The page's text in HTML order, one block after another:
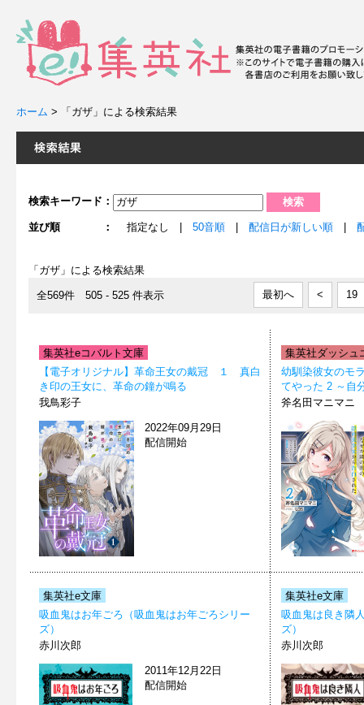
ホーム > 「ガザ」による検索結果
検索キーワード：
並び順 ： 指定なし | 50音順 配信日が新しい順
「ガザ」による検索結果
全569件 505 - 525 件表示 最初へ < 19
集英社eコバルト文庫
【電子オリジナル】革命王女の戴冠 １ 真白
き印の王女に、革命の鐘が鳴る
我鳥彩子
2022年09月29日
配信開始
集英社ダッシュ
幼馴染彼女のモ
てやった 2 ～自
斧名田マニマニ
集英社e文庫
吸血鬼はお年ごろ（吸血鬼はお年ごろシリー
ズ）
赤川次郎
2011年12月22日
配信開始
集英社e文庫
吸血鬼は良き隣
ズ）
赤川次郎